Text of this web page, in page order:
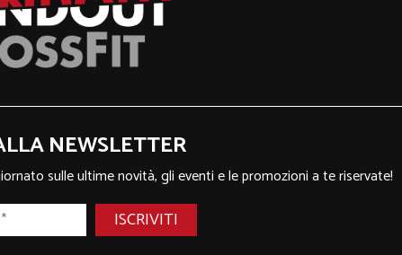
NEWSLETTER
sulle ultime novità, gli eventi e le promozioni a te riservate!